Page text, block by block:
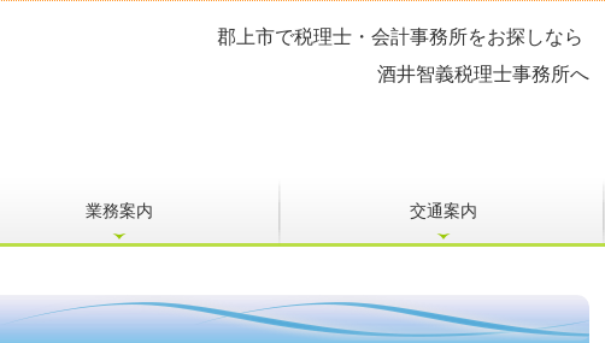
郡上市で税理士 ・会計事務所をお探しなら
酒井智義税理士事務所へ
業務案内 交通案内